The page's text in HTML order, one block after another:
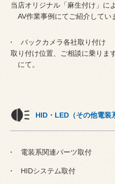
当店オリジナル「麻生付け」に
AV作業事例にてご紹介してい
バックカメラ各社取り付け
取り付け位置、ご相談に乗りま
にて。
HID・LED（その他電装
電装系関連パーツ取付
HIDシステム取付